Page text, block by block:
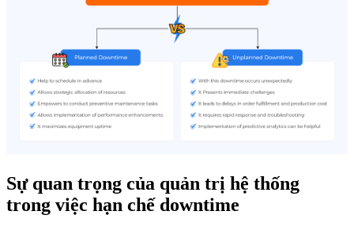
Sự quan trọng của quản trị hệ thống
trong việc hạn chế downtime